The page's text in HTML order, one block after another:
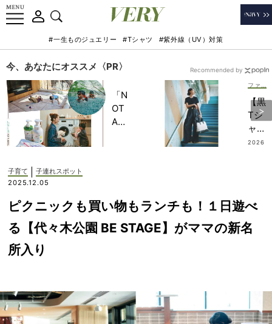
#一生ものジュエリー #Tシャツ #紫外線（UV）対策
今、あなたにオススメ〈PR〉
「N
OT
A
記憶
に一
生残
旅】
を
【黒
Tシ
ャ
ツ】
洗練
度
UP
え＆
らし
2026
Recommended by
子育て
子連れスポット
2025.12.05
ピクニックも買い物もランチも！１日遊べ
る【代々木公園 BE STAGE】がママの新名
所入り